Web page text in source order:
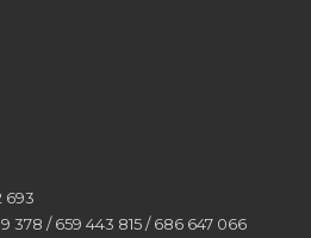
693
378 / 659 443 815 / 686 647 066